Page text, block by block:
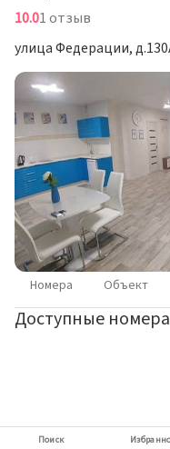
10.01 отзыв
Номера Объект
Доступные номера
Поиск